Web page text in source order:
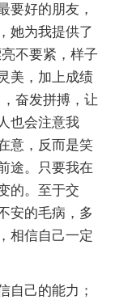
要好的朋友，
她为我提供了
不要紧，样子
美，加上成绩
奋发拼搏，让
也会注意我
意，反而是笑
途。只要我在
的。至于交
安的毛病，多
相信自己一定
自己的能力；